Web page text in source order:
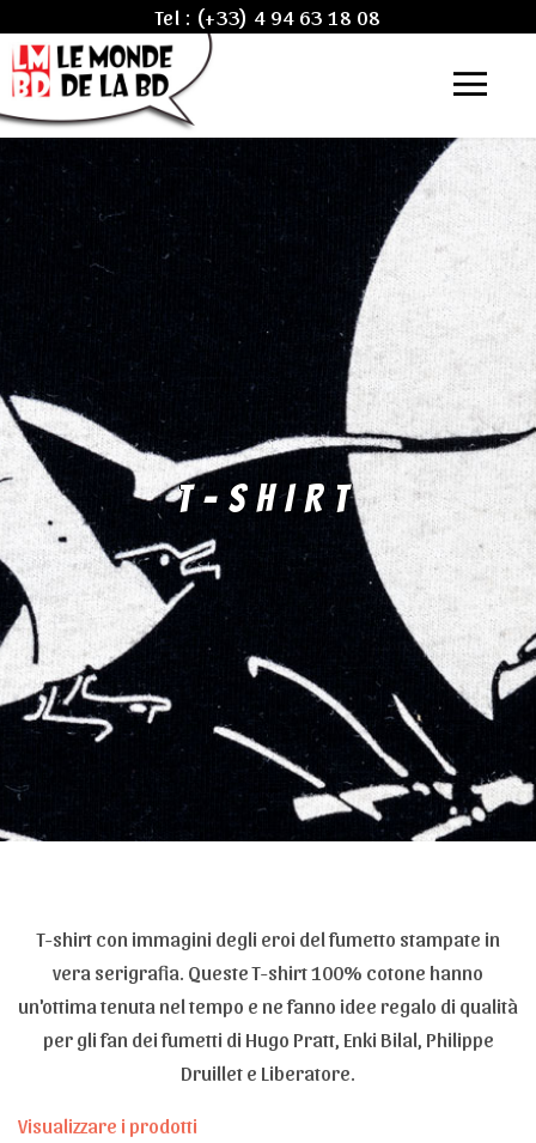
Tel : (+33) 4 94 63 18 08
T-SHIRT
T-shirt con immagini degli eroi del fumetto stampate in
vera serigrafia. Queste T-shirt 100% cotone hanno
un'ottima tenuta nel tempo e ne fanno idee regalo di qualità
per gli fan dei fumetti di Hugo Pratt, Enki Bilal, Philippe
Druillet e Liberatore.
Visualizzare i prodotti